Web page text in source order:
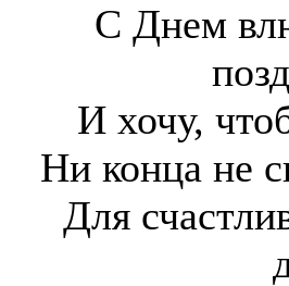
С Днем
И хочу,
Ни конца не
Для